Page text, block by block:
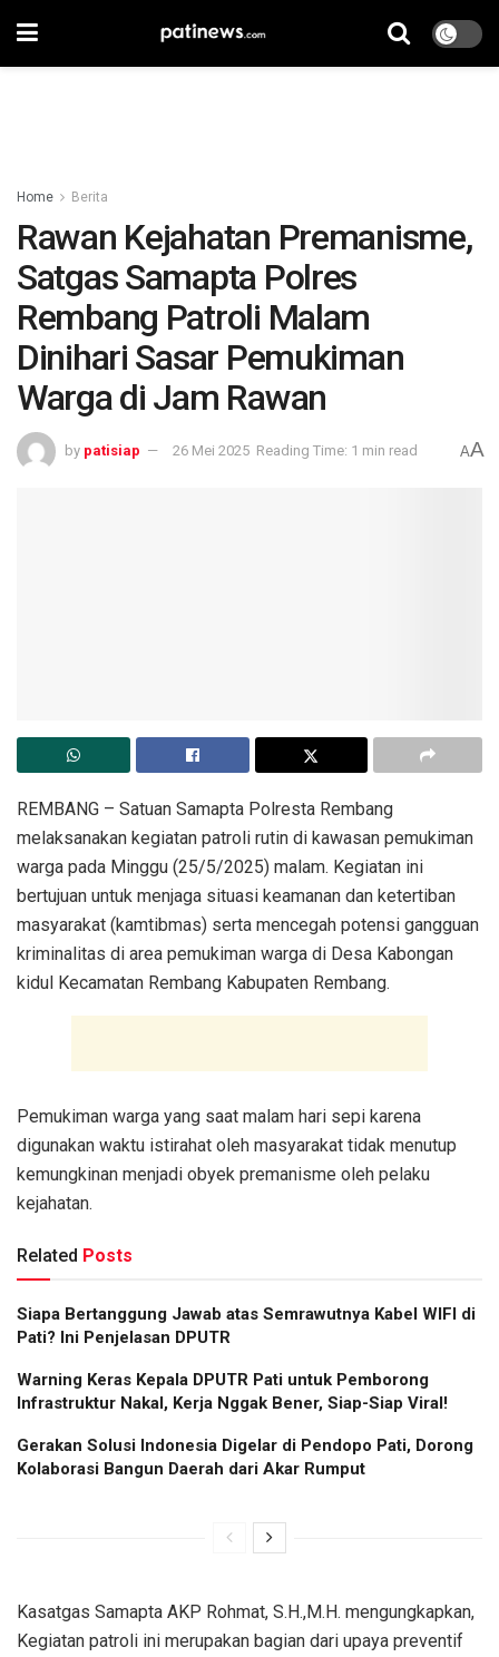
Home Berita
Rawan Kejahatan Premanisme,
Satgas Samapta Polres
Rembang Patroli Malam
Dinihari Sasar Pemukiman
Warga di Jam Rawan
by patisiap 26 Mei 2025 Reading Time: 1 min read AA
REMBANG – Satuan Samapta Polresta Rembang
melaksanakan kegiatan patroli rutin di kawasan pemukiman
warga pada Minggu (25/5/2025) malam. Kegiatan ini
bertujuan untuk menjaga situasi keamanan dan ketertiban
masyarakat (kamtibmas) serta mencegah potensi gangguan
kriminalitas di area pemukiman warga di Desa Kabongan
kidul Kecamatan Rembang Kabupaten Rembang.
Pemukiman warga yang saat malam hari sepi karena
digunakan waktu istirahat oleh masyarakat tidak menutup
kemungkinan menjadi obyek premanisme oleh pelaku
kejahatan.
Related Posts
Siapa Bertanggung Jawab atas Semrawutnya Kabel WIFI di
Pati? Ini Penjelasan DPUTR
Warning Keras Kepala DPUTR Pati untuk Pemborong
Infrastruktur Nakal, Kerja Nggak Bener, Siap-Siap Viral!
Gerakan Solusi Indonesia Digelar di Pendopo Pati, Dorong
Kolaborasi Bangun Daerah dari Akar Rumput
Kasatgas Samapta AKP Rohmat, S.H.,M.H. mengungkapkan,
Kegiatan patroli ini merupakan bagian dari upaya preventif